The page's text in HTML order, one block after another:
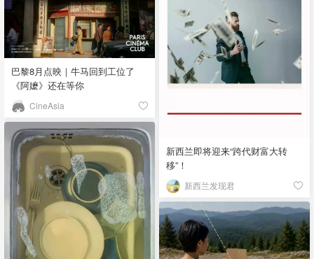
巴黎8月点映｜牛马回到工位了
《阿嬷》还在等你
CineAsia
新西兰即将迎来“跨代财富大转
移”！
新西兰发现君